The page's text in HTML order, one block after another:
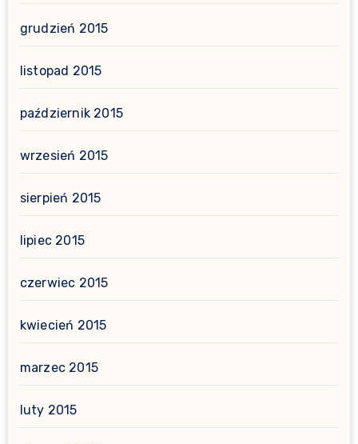
grudzień 2015
listopad 2015
październik 2015
wrzesień 2015
sierpień 2015
lipiec 2015
czerwiec 2015
kwiecień 2015
marzec 2015
luty 2015